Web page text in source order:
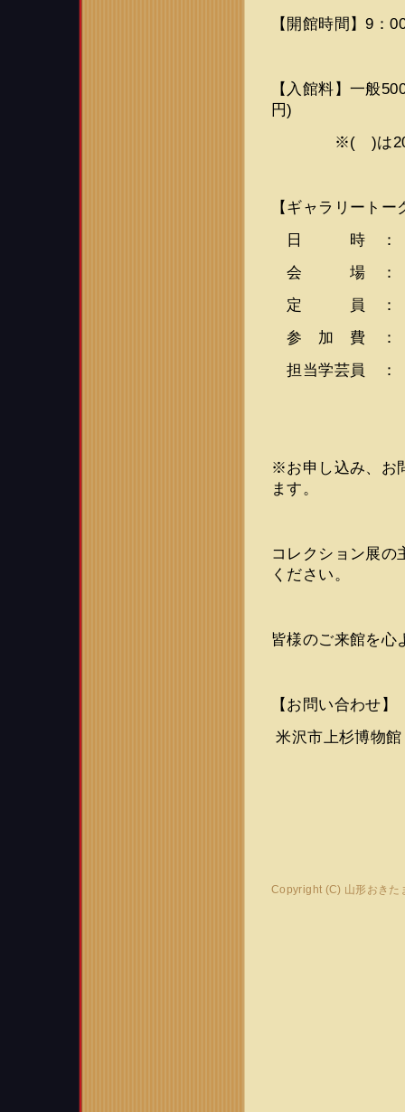
【開館時間】9：
【入館料】一般
円)
※( )は20名
【ギャラリート
日 時 ： 2月
会 場 ： 米
定 員 ：
参 加 費 ：
担当学芸員 ：
※お申し込み、お
ます。
コレクション展の
ください。
皆様のご来館を心
【お問い合わせ】
米沢市上杉博物
Copyright (C) 山形おき